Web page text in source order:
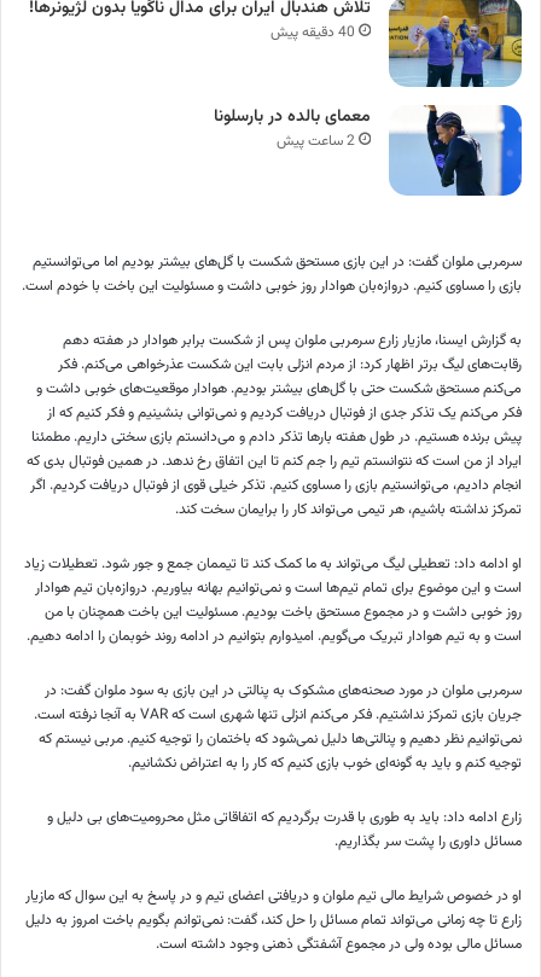
تلاش هندبال ایران برای مدال ناگویا بدون لژیونرها!
40 دقیقه پیش
معمای بالده در بارسلونا
2 ساعت پیش
سرمربی ملوان گفت: در این بازی مستحق شکست با گل‌های بیشتر بودیم اما می‌توانستیم
بازی را مساوی کنیم. دروازه‌بان هوادار روز خوبی داشت و مسئولیت این باخت با خودم است.
به گزارش ایسنا، مازیار زارع سرمربی ملوان پس از شکست برابر هوادار در هفته دهم
رقابت‌های لیگ برتر اظهار کرد: از مردم انزلی بابت این شکست عذرخواهی می‌کنم. فکر
می‌کنم مستحق شکست حتی با گل‌های بیشتر بودیم. هوادار موقعیت‌های خوبی داشت و
فکر می‌کنم یک تذکر جدی از فوتبال دریافت کردیم و نمی‌توانی بنشینیم و فکر کنیم که از
پیش برنده هستیم. در طول هفته بارها تذکر دادم و می‌دانستم بازی سختی داریم. مطمئنا
ایراد از من است که نتوانستم تیم را جم کنم تا این اتفاق رخ ندهد. در همین فوتبال بدی که
انجام دادیم، می‌توانستیم بازی را مساوی کنیم. تذکر خیلی قوی از فوتبال دریافت کردیم. اگر
تمرکز نداشته باشیم‌، هر تیمی می‌تواند کار را برایمان سخت کند.
او ادامه داد: تعطیلی لیگ می‌تواند به ما کمک کند تا تیممان جمع و جور شود. تعطیلات زیاد
است و این موضوع برای تمام تیم‌ها است و نمی‌توانیم بهانه بیاوریم. دروازه‌بان تیم هوادار
روز خوبی داشت و در مجموع مستحق باخت بودیم. مسئولیت این باخت همچنان با من
است و به تیم هوادار تبریک می‌گویم. امیدوارم بتوانیم در ادامه روند خوبمان را ادامه دهیم.
سرمربی ملوان در مورد صحنه‌های مشکوک به پنالتی در این بازی به سود ملوان گفت: در
جریان بازی تمرکز نداشتیم. فکر می‌کنم انزلی تنها شهری است که VAR به آنجا نرفته است.
نمی‌توانیم نظر دهیم و پنالتی‌ها دلیل نمی‌شود که باختمان را توجیه کنیم. مربی نیستم که
توجیه کنم و باید به گونه‌ای خوب بازی کنیم که کار را به اعتراض نکشانیم.
زارع ادامه داد: باید به طوری با قدرت برگردیم که اتفاقاتی مثل محرومیت‌های بی دلیل و
مسائل داوری را پشت سر بگذاریم.
او در خصوص شرایط مالی تیم ملوان و دریافتی اعضای تیم و در پاسخ به این سوال که مازیار
زارع تا چه زمانی می‌تواند تمام مسائل را حل کند، گفت: نمی‌توانم بگویم باخت امروز به دلیل
مسائل مالی بوده ولی در مجموع آشفتگی ذهنی وجود داشته است.